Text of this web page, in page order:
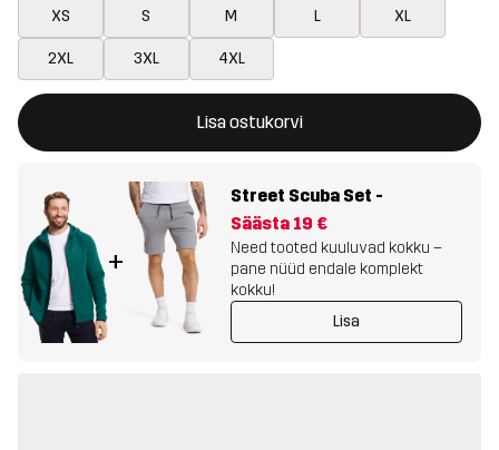
XS S M L XL
2XL 3XL 4XL
Lisa ostukorvi
See nupp avab modaali, mis kinnitab ostukorvis uue kauba
{{size}} pole saadaval
+
Street Scuba Set -
Säästa 19 €
Need tooted kuuluvad kokku –
pane nüüd endale komplekt
kokku!
Lisa